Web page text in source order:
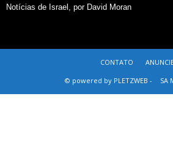
Notícias de Israel, por David Moran
CONTATO
© powered by PLETZWEB -
SA